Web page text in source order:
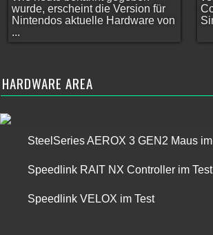
wurde, erscheint die Version für
Nintendos aktuelle Hardware von
...
HARDWARE AREA
SteelSeries AEROX 3 GEN2 Maus
Speedlink RAIT NX Controller im Test
Speedlink VELOX im Test